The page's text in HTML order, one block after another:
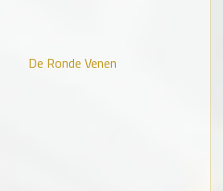
De Ronde Venen